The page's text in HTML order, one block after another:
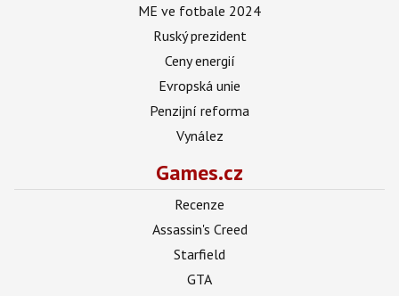
ME ve fotbale 2024
Ruský prezident
Ceny energií
Evropská unie
Penzijní reforma
Vynález
Games.cz
Recenze
Assassin's Creed
Starfield
GTA